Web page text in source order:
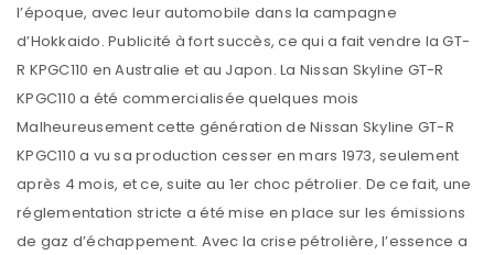
l’époque, avec leur automobile dans la campagne
d’Hokkaido. Publicité à fort succès, ce qui a fait vendre la GT-
R KPGC110 en Australie et au Japon. La Nissan Skyline GT-R
KPGC110 a été commercialisée quelques mois
Malheureusement cette génération de Nissan Skyline GT-R
KPGC110 a vu sa production cesser en mars 1973, seulement
après 4 mois, et ce, suite au 1er choc pétrolier. De ce fait, une
réglementation stricte a été mise en place sur les émissions
de gaz d’échappement. Avec la crise pétrolière, l’essence a